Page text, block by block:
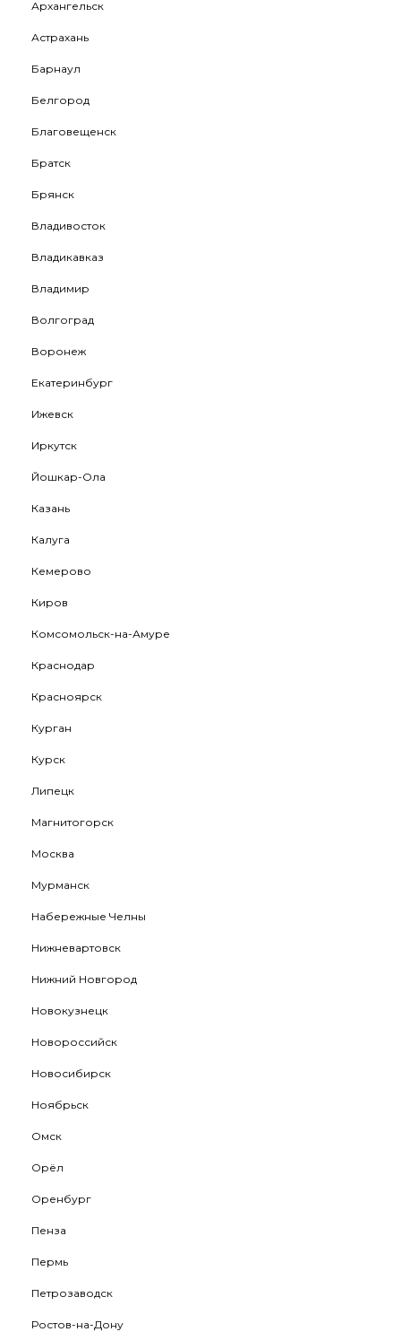
Архангельск
Астрахань
Барнаул
Белгород
Благовещенск
Братск
Брянск
Владивосток
Владикавказ
Владимир
Волгоград
Воронеж
Екатеринбург
Ижевск
Иркутск
Йошкар-Ола
Казань
Калуга
Кемерово
Киров
Комсомольск-на-Амуре
Краснодар
Красноярск
Курган
Курск
Липецк
Магнитогорск
Москва
Мурманск
Набережные Челны
Нижневартовск
Нижний Новгород
Новокузнецк
Новороссийск
Новосибирск
Ноябрьск
Омск
Орёл
Оренбург
Пенза
Пермь
Петрозаводск
Ростов-на-Дону